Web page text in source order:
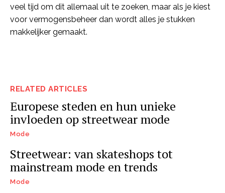
RELATED ARTICLES
Europese steden en hun unieke
invloeden op streetwear mode
Mode
Streetwear: van skateshops tot
mainstream mode en trends
Mode
veel tijd om dit allemaal uit te zoeken, maar als je kiest
voor vermogensbeheer dan wordt alles je stukken
makkelijker gemaakt.